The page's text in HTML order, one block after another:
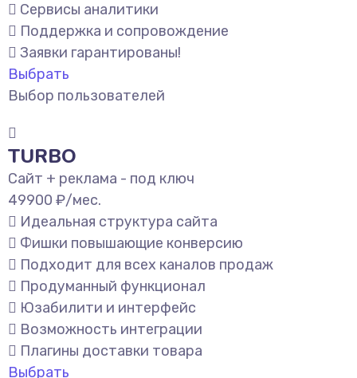
Сервисы аналитики
Поддержка и сопровождение
Заявки гарантированы!
Выбрать
Выбор пользователей
TURBO
Сайт + реклама - под ключ
49900 ₽/мес.
Идеальная структура сайта
Фишки повышающие конверсию
Подходит для всех каналов продаж
Продуманный функционал
Юзабилити и интерфейс
Возможность интеграции
Плагины доставки товара
Выбрать